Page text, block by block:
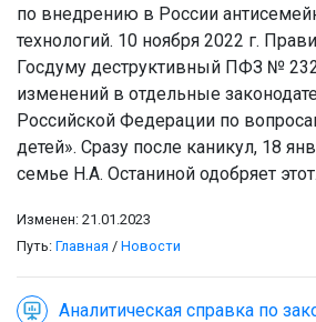
по внедрению в России
технологий. 10 ноября 2022 г.
Госдуму деструктивный ПФЗ №
изменений в отдельные
Российской Федерации по
детей». Сразу после каникул, 18
семье Н.А. Останиной одобряет
Изменен: 21.01.2023
Путь: Главная / Новости
Аналитическая справка по